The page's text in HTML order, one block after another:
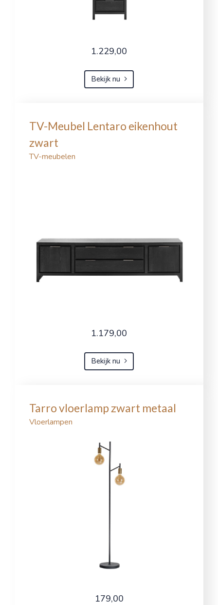
1.229,00
Bekijk nu
TV-Meubel Lentaro eikenhout
zwart
TV-meubelen
1.179,00
Bekijk nu
Tarro vloerlamp zwart metaal
Vloerlampen
179,00